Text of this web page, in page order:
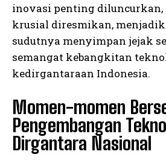
inovasi penting diluncurkan,
krusial diresmikan,
sudutnya menyimpan jejak
semangat kebangkitan
kedirgantaraan Indonesia.
Momen-momen
Pengembangan
Dirgantara Nasional